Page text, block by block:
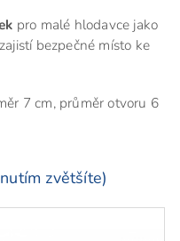
pro malé hlodavce jako
bezpečné místo ke
7 cm, průměr otvoru 6
zvětšíte)